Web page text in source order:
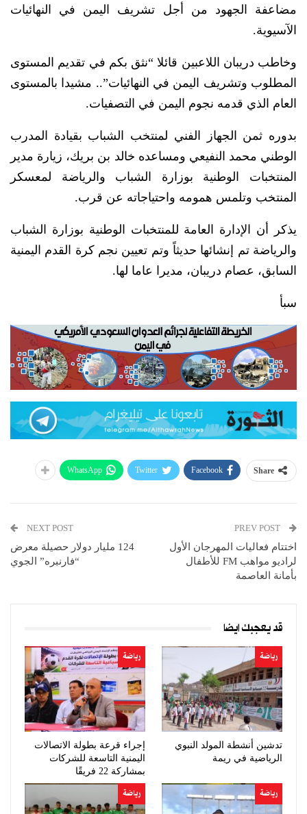
مضاعفة الجهود من أجل تشريف اليمن في النهائيات
الآسيوية.
وخاطب دريبان اللاعبين قائلا “نثق بكم في تقديم المستوى
المطلوب وتشريف اليمن في النهائيات”.. مشيدا بالمستوى
العام الذي قدمه نجوم اليمن في التصفيات.
بدوره ثمن الجهاز الفني لمنتخب الشباب بقيادة المدرب
الوطني محمد النفيعي ومساعده خالد بن بريك، زيارة مدير
المنتخبات الوطنية بوزارة الشباب والرياضة لمعسكر
المنتخب وتلمس همومه واحتياجاته عن قرب.
يذكر أن الإدارة العامة للمنتخبات الوطنية بوزارة الشباب
والرياضة تم إنشائها حديثاً وتم تعيين نجم كرة القدم اليمنية
السابق، عصام دريبان، مديرا عاما لها.
سبأ
Share
Facebook
Twitter
WhatsApp
اختتام فعاليات المهرجان الأول
لراديو مواهب FM للأطفال
بأمانة العاصمة
NEXT POST
124 مليار دولار حصيلة معرض
“فارنبره” الجوي
قد يعجبك ايضا
رياضة
تدشين أنشطة المولد النبوي
الرياضية في ريمة
رياضة
إجراء قرعة بطولة الاتصالات
اليمنية التاسعة للشركات
بمشاركة 22 فريقًا
رياضة رياضة